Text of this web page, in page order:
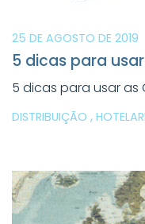
25 DE AGOSTO DE 2019
5 dicas para
5 dicas para usar as
DISTRIBUIÇÃO ,